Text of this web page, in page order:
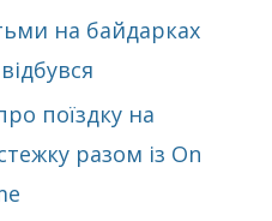
на байдарках
поїздку на
разом із On